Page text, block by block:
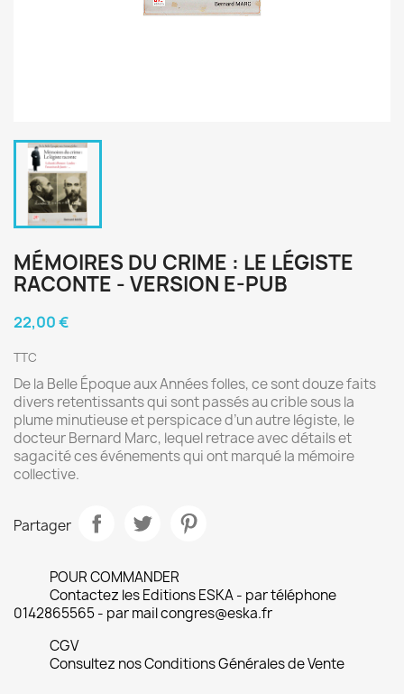
MÉMOIRES DU CRIME : LE LÉGISTE
RACONTE - VERSION E-PUB
22,00 €
TTC
De la Belle Époque aux Années folles, ce sont douze faits
divers retentissants qui sont passés au crible sous la
plume minutieuse et perspicace d’un autre légiste, le
docteur Bernard Marc, lequel retrace avec détails et
sagacité ces événements qui ont marqué la mémoire
collective.
Partager
POUR COMMANDER
Contactez les Editions ESKA - par téléphone
0142865565 - par mail congres@eska.fr
CGV
Consultez nos Conditions Générales de Vente